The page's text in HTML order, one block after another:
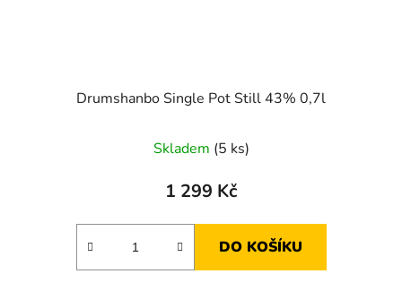
Drumshanbo Single Pot Still 43% 0,7l
Skladem (5 ks)
1 299 Kč
DO KOŠÍKU